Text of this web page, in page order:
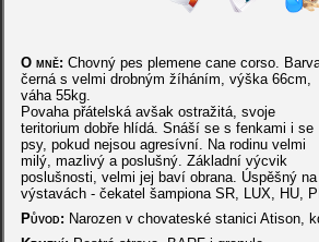
O mně: Chovný pes plemene cane corso.
černá s velmi drobným žíháním, výška 66cm,
váha 55kg.
Povaha přátelská avšak ostražitá, svoje
teritorium dobře hlídá. Snáší se s fenkami i se
psy, pokud nejsou agresívní. Na rodinu velmi
milý, mazlivý a poslušný. Základní výcvik
poslušnosti, velmi jej baví obrana. Úspěšný na
výstavách - čekatel šampiona SR, LUX, HU,
Původ: Narozen v chovateské stanici Atison,